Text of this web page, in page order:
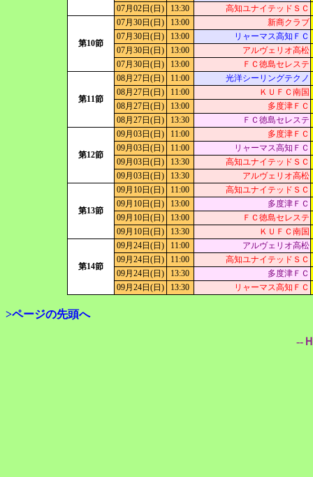
07月02日(日)
13:30 高知ユナイテッドＳＣ
第10節
07月30日(日) 13:00
新商クラブ
07月30日(日)
13:00
リャーマス高知ＦＣ
07月30日(日)
13:00
アルヴェリオ高松
07月30日(日)
13:00 ＦＣ徳島セレステ
第11節
08月27日(日) 11:00
光洋シーリングテクノ
08月27日(日)
11:00
ＫＵＦＣ南国
08月27日(日)
13:00
多度津ＦＣ
08月27日(日)
13:30 ＦＣ徳島セレステ
第12節
09月03日(日) 11:00
多度津ＦＣ
09月03日(日)
11:00
リャーマス高知ＦＣ
09月03日(日)
13:30
高知ユナイテッドＳＣ
09月03日(日)
13:30 アルヴェリオ高松
第13節
09月10日(日) 11:00
高知ユナイテッドＳＣ
09月10日(日)
13:00
多度津ＦＣ
09月10日(日)
13:00
ＦＣ徳島セレステ
09月10日(日)
13:30 ＫＵＦＣ南国
第14節
09月24日(日) 11:00
アルヴェリオ高松
09月24日(日)
11:00
高知ユナイテッドＳＣ
09月24日(日)
13:30
多度津ＦＣ
09月24日(日)
13:30 リャーマス高知ＦＣ
>ページの先頭へ
--